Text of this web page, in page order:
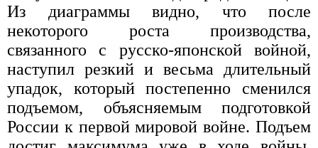
Из диаграммы видно, что после
некоторого роста производства,
связанного с русско-японской войной,
наступил резкий и весьма длительный
упадок, который постепенно сменился
подъемом, объясняемым подготовкой
России к первой мировой войне. Подъем